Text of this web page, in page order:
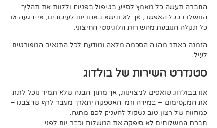
מאמץ לסייע בטיפול בפניות וללוות את תהליך
אך לא תישא באחריות לעיכובים, אי-הגעה או
מהשירות הלוגיסטי החיצוני.
הסכמה מלאה ומודעת לכל התנאים המפורטים
של בולדוג
למצוינות, אך מתוך הבנה שלא תמיד נוכל לתת
במידה וזמן האספקה יתארך מעבר לרף שהצבנו –
טוב נשקול להעניק לכם מתנה.
לא סיפקה את המשלוח וכבר יום לפני